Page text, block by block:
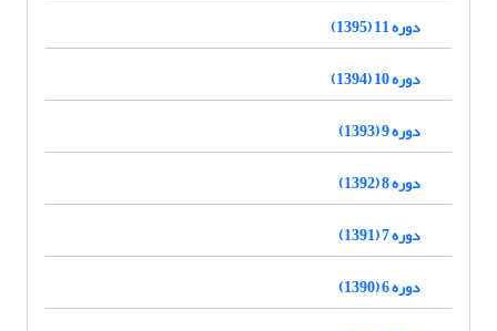
دوره 11 (1395)
دوره 10 (1394)
دوره 9 (1393)
دوره 8 (1392)
دوره 7 (1391)
دوره 6 (1390)